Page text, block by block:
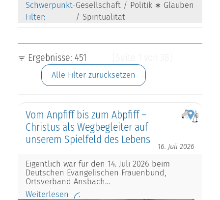
Schwerpunkt-
Filter:
Gesellschaft / Politik ∗ Glauben
/ Spiritualität
Ergebnisse: 451
Alle Filter zurücksetzen
Vom Anpfiff bis zum Abpfiff –
Christus als Wegbegleiter auf
unserem Spielfeld des Lebens
16. Juli 2026
Eigentlich war für den 14. Juli 2026 beim
Deutschen Evangelischen Frauenbund,
Ortsverband Ansbach…
Weiterlesen